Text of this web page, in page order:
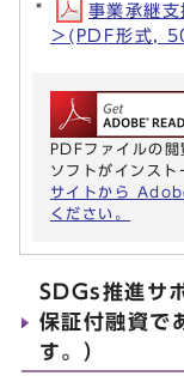
事業承継
＞(PDF形式,
PDFファイルの
ソフトがインス
サイトから
ください。
SDGs推進サ
保証付融資で
す。）